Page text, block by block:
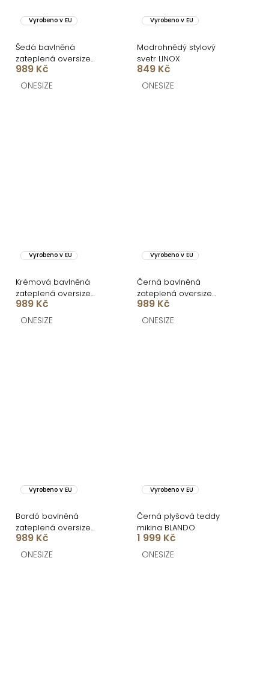
Vyrobeno v EU
Šedá bavlněná
zateplená oversize
mikina LOFARI
989 Kč
ONESIZE
Vyrobeno v EU
Modrohnědý stylový
svetr LINOX
849 Kč
ONESIZE
Vyrobeno v EU
Krémová bavlněná
zateplená oversize
mikina LOFARI
989 Kč
ONESIZE
Vyrobeno v EU
Černá bavlněná
zateplená oversize
mikina LOFARI
989 Kč
ONESIZE
Vyrobeno v EU
Bordó bavlněná
zateplená oversize
mikina LOFARI
989 Kč
ONESIZE
Vyrobeno v EU
Černá plyšová teddy
mikina BLANDO
1 999 Kč
ONESIZE